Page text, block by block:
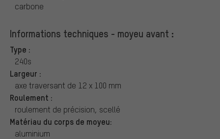
carbone
Informations techniques - moyeu avant :
Type :
240s
Largeur :
axe traversant de 12 x 100 mm
Roulement :
roulement de précision, scellé
Matériau du corps de moyeu:
aluminium